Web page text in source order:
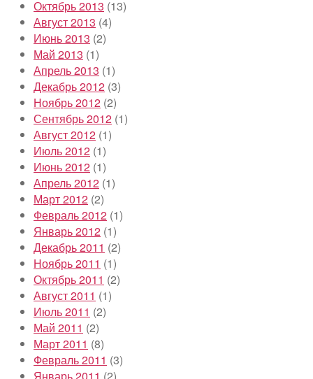
Октябрь 2013 (13)
Август 2013 (4)
Июнь 2013 (2)
Май 2013 (1)
Апрель 2013 (1)
Декабрь 2012 (3)
Ноябрь 2012 (2)
Сентябрь 2012 (1)
Август 2012 (1)
Июль 2012 (1)
Июнь 2012 (1)
Апрель 2012 (1)
Март 2012 (2)
Февраль 2012 (1)
Январь 2012 (1)
Декабрь 2011 (2)
Ноябрь 2011 (1)
Октябрь 2011 (2)
Август 2011 (1)
Июль 2011 (2)
Май 2011 (2)
Март 2011 (8)
Февраль 2011 (3)
Январь 2011 (2)